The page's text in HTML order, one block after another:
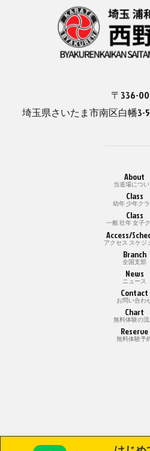
〒336-
埼玉県さいたま市南区白幡3-
About
当道場につ
Class
幼年 少年ク
Class
一般 壮年 女子
Access/
アクセス スケジ
Branch
全国支部
News
ニュース
Contact
お問い合わ
Chart
無料体験の流
Reserve
無料体験予